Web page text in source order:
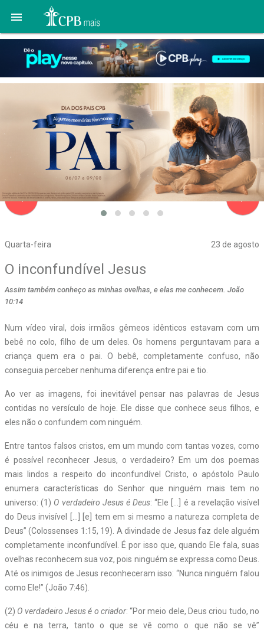

Quarta-feira 23 de agosto
navigate_before
O inconfundível Jesus
Assim também conheço as minhas ovelhas, e elas me conhecem. João
10:14
Num vídeo viral, dois irmãos gêmeos idênticos estavam com um
bebê no colo, filho de um deles. Os homens perguntavam para a
criança quem era o pai. O bebê, completamente confuso, não
conseguia perceber nenhuma diferença entre pai e tio.
Ao ver as imagens, foi inevitável pensar nas palavras de Jesus
contidas no versículo de hoje. Ele disse que conhece seus filhos, e
eles não o confundem com ninguém.
Entre tantos falsos cristos, em um mundo com tantas vozes, como
é possível reconhecer Jesus, o verdadeiro? Em um dos poemas
mais lindos a respeito do inconfundível Cristo, o apóstolo Paulo
enumera características do Senhor que ninguém mais tem no
universo: (1) O verdadeiro Jesus é Deus: “Ele […] é a revelação visível
do Deus invisível […] [e] tem em si mesmo a natureza completa de
Deus” (Colossenses 1:15, 19). A divindade de Jesus faz dele alguém
completamente inconfundível. É por isso que, quando Ele fala, suas
ovelhas reconhecem sua voz, pois ninguém se expressa como Deus.
Até os inimigos de Jesus reconheceram isso: “Nunca ninguém falou
como Ele!” (João 7:46).
(2) O verdadeiro Jesus é o criador: “Por meio dele, Deus criou tudo, no
céu e na terra, tanto o que se vê como o que não se vê”
navigate_next